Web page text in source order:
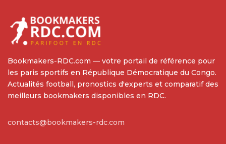
Bookmakers-RDC.com — votre portail de référence pour
les paris sportifs en République Démocratique du Congo.
Actualités football, pronostics d'experts et comparatif des
meilleurs bookmakers disponibles en RDC.
contacts@bookmakers-rdc.com